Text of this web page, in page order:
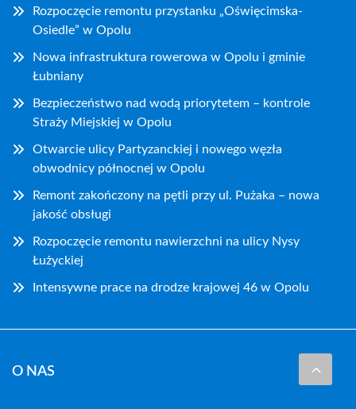
Rozpoczęcie remontu przystanku „Oświęcimska-
Osiedle” w Opolu
Nowa infrastruktura rowerowa w Opolu i gminie
Łubniany
Bezpieczeństwo nad wodą priorytetem – kontrole
Straży Miejskiej w Opolu
Otwarcie ulicy Partyzanckiej i nowego węzła
obwodnicy północnej w Opolu
Remont zakończony na pętli przy ul. Pużaka – nowa
jakość obsługi
Rozpoczęcie remontu nawierzchni na ulicy Nysy
Łużyckiej
Intensywne prace na drodze krajowej 46 w Opolu
O NAS